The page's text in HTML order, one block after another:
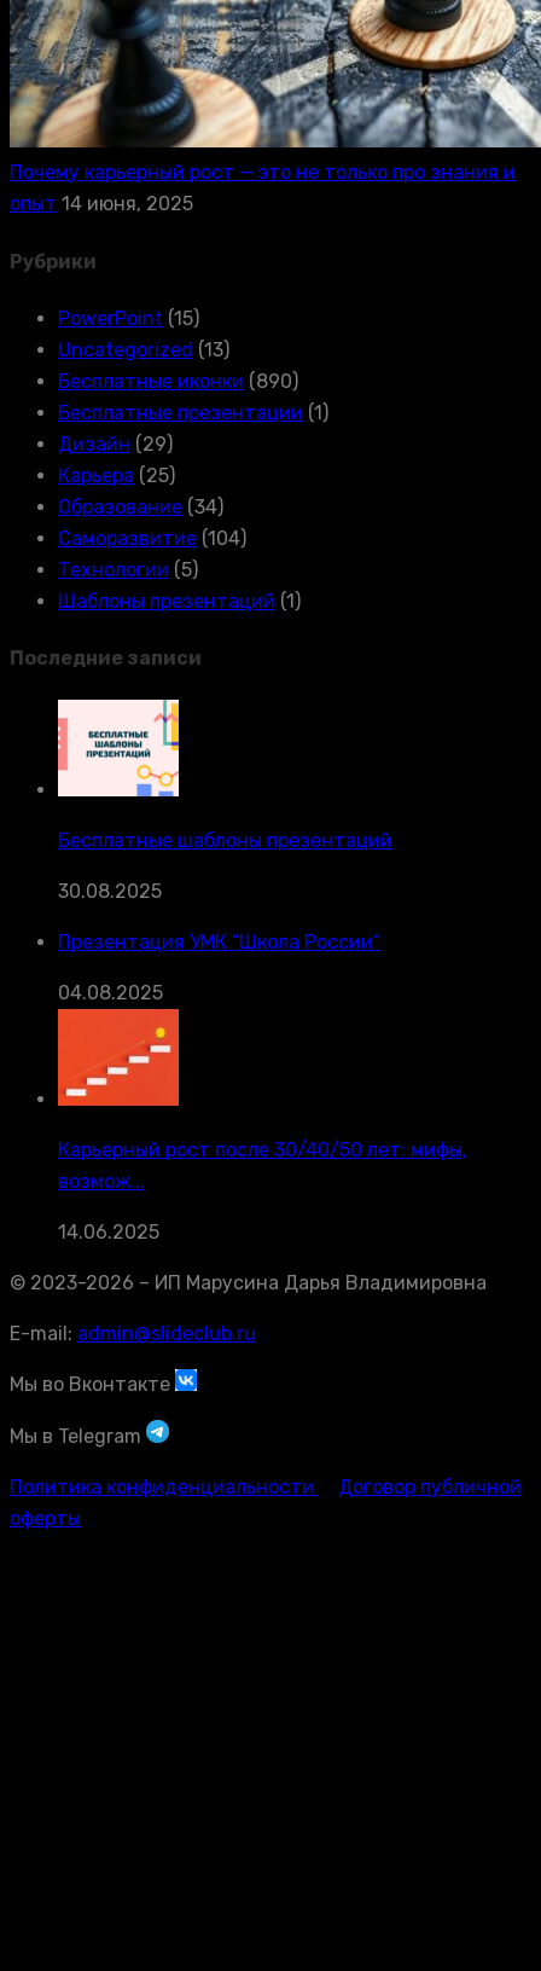
Почему карьерный рост — это не только про знания и
опыт 14 июня, 2025
Рубрики
PowerPoint (15)
Uncategorized (13)
Бесплатные иконки (890)
Бесплатные презентации (1)
Дизайн (29)
Карьера (25)
Образование (34)
Саморазвитие (104)
Технологии (5)
Шаблоны презентаций (1)
Последние записи
Бесплатные шаблоны презентаций
30.08.2025
Презентация УМК “Школа России”
04.08.2025
Карьерный рост после 30/40/50 лет: мифы,
возмож...
14.06.2025
© 2023-2026 – ИП Марусина Дарья Владимировна
E-mail: admin@slideclub.ru
Мы во Вконтакте
Мы в Telegram
Политика конфиденциальности
Договор публичной
оферты